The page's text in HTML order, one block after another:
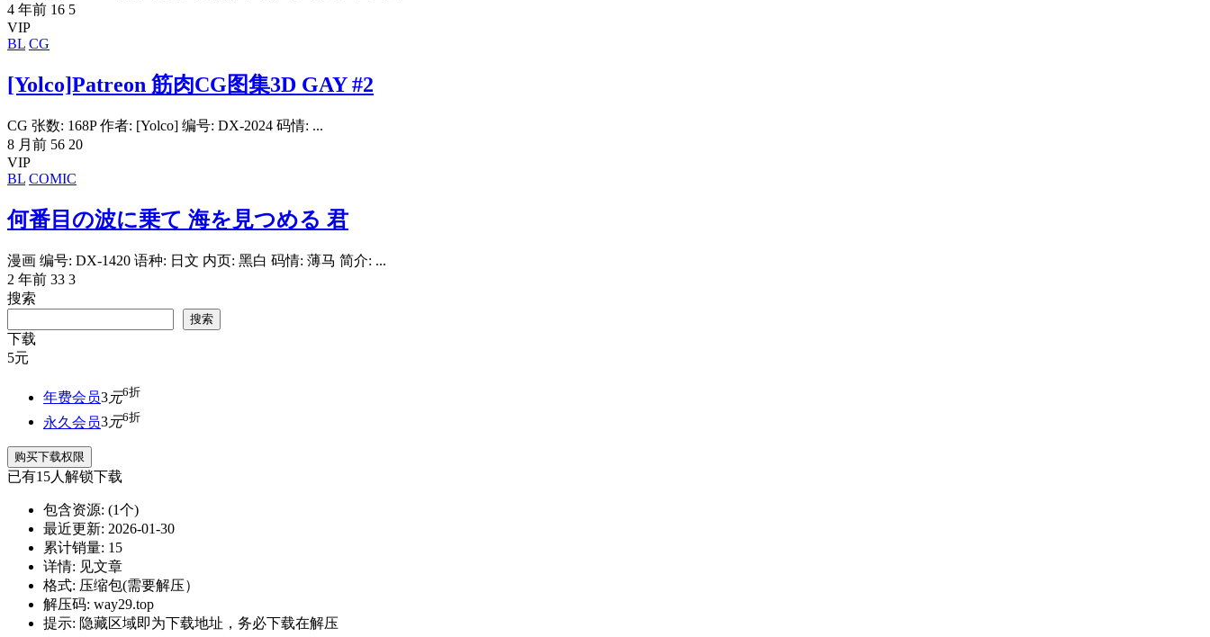
4 年前 16 5
VIP
BL CG
[Yolco]Patreon 筋肉CG图集3D GAY #2
CG 张数: 168P 作者: [Yolco] 编号: DX-2024 码情: ...
8 月前 56 20
VIP
BL COMIC
何番目の波に乗て 海を見つめる 君
漫画 编号: DX-1420 语种: 日文 内页: 黑白 码情: 薄马 简介: ...
2 年前 33 3
搜索
搜索
下载
5元
年费会员3元6折
永久会员3元6折
购买下载权限
已有15人解锁下载
包含资源: (1个)
最近更新: 2026-01-30
累计销量: 15
详情: 见文章
格式: 压缩包(需要解压）
解压码: way29.top
提示: 隐藏区域即为下载地址，务必下载在解压